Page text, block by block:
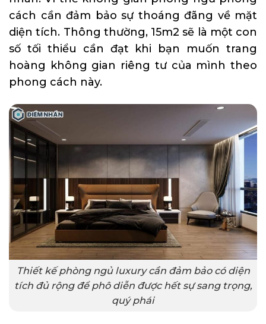
cách cần đảm bảo sự thoáng đãng về mặt
diện tích. Thông thường, 15m2 sẽ là một con
số tối thiểu cần đạt khi bạn muốn trang
hoàng không gian riêng tư của mình theo
phong cách này.
Thiết kế phòng ngủ luxury cần đảm bảo có diện
tích đủ rộng để phô diễn được hết sự sang trọng,
quý phái